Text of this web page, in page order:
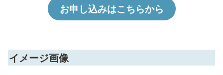
お申し込みはこちらから
イメージ画像